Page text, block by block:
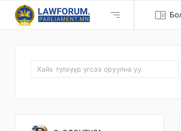
chrome_reader_mode